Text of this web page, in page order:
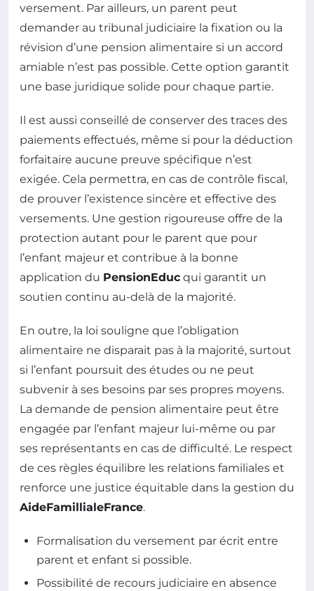
versement. Par ailleurs, un parent peut
demander au tribunal judiciaire la fixation ou la
révision d’une pension alimentaire si un accord
amiable n’est pas possible. Cette option garantit
une base juridique solide pour chaque partie.
Il est aussi conseillé de conserver des traces des
paiements effectués, même si pour la déduction
forfaitaire aucune preuve spécifique n’est
exigée. Cela permettra, en cas de contrôle fiscal,
de prouver l’existence sincère et effective des
versements. Une gestion rigoureuse offre de la
protection autant pour le parent que pour
l’enfant majeur et contribue à la bonne
application du PensionEduc qui garantit un
soutien continu au-delà de la majorité.
En outre, la loi souligne que l’obligation
alimentaire ne disparait pas à la majorité, surtout
si l’enfant poursuit des études ou ne peut
subvenir à ses besoins par ses propres moyens.
La demande de pension alimentaire peut être
engagée par l’enfant majeur lui-même ou par
ses représentants en cas de difficulté. Le respect
de ces règles équilibre les relations familiales et
renforce une justice équitable dans la gestion du
AideFamillialeFrance.
Formalisation du versement par écrit entre
parent et enfant si possible.
Possibilité de recours judiciaire en absence